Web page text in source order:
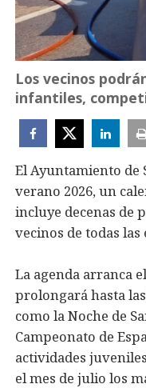
Los vecinos
infantiles,
El Ayuntamiento de
verano 2026, un
incluye decenas de
vecinos de todas las
La agenda arranca
prolongará hasta
como la Noche de
Campeonato de
actividades
el mes de julio los